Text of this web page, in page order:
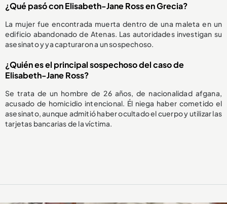
¿Qué pasó con Elisabeth-Jane Ross en Grecia?
La mujer fue encontrada muerta dentro de una maleta en un
edificio abandonado de Atenas. Las autoridades investigan su
asesinato y ya capturaron a un sospechoso.
¿Quién es el principal sospechoso del caso de
Elisabeth-Jane Ross?
Se trata de un hombre de 26 años, de nacionalidad afgana,
acusado de homicidio intencional. Él niega haber cometido el
asesinato, aunque admitió haber ocultado el cuerpo y utilizar las
tarjetas bancarias de la víctima.